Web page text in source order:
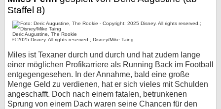
Staffel 8)
Deric Augustine, The Rookie
© 2025 Disney. All rights reserved.; Disney/Mike Taing
Miles ist Texaner durch und durch und hat zudem lange
einer möglichen Profikarriere als Running Back im Football
entgegengesehen. In der Annahme, bald eine große
Menge Geld zu verdienen, hat er sich vieles mit Schulden
angeschafft. Doch nach einem fatalen, betrunkenen
Sprung von einem Dach waren seine Chancen für den